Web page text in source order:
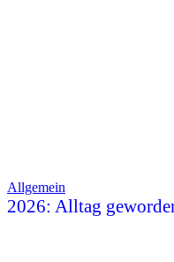
Allgemein
2026: Alltag